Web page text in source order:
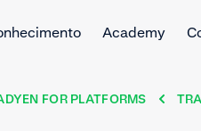
Academy
FOR PLATFORMS